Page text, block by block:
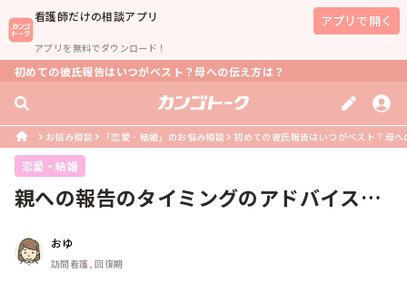
看護師だけの相談アプリ
アプリを無料でダウンロード！
アプリで開く
初めての彼氏報告はいつがベスト？母への伝え方は？
お悩み相談 「恋愛・結婚」のお悩み相談 初めての彼氏報告はいつがベスト？母へ
恋愛・結婚
親への報告のタイミングのアドバイスお
おゆ
訪問看護, 回復期